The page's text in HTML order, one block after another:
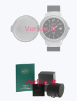
Verkauft
Verkauft